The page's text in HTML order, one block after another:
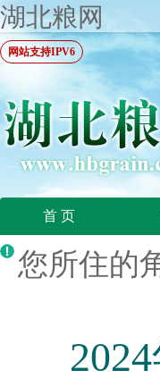
湖北粮网
网站支持IPV6
首 页
您所住的